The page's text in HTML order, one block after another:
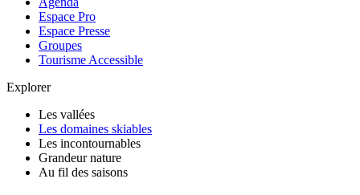
Espace Pro
Espace Presse
Groupes
Tourisme Accessible
Explorer
Les vallées
Les domaines skiables
Les incontournables
Grandeur nature
Au fil des saisons